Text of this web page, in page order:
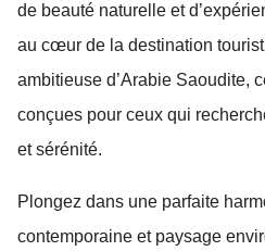
de beauté naturelle et
au cœur de la destination
ambitieuse d’Arabie Saoudite,
conçues pour ceux qui
et sérénité.
Plongez dans une parfaite
contemporaine et paysage